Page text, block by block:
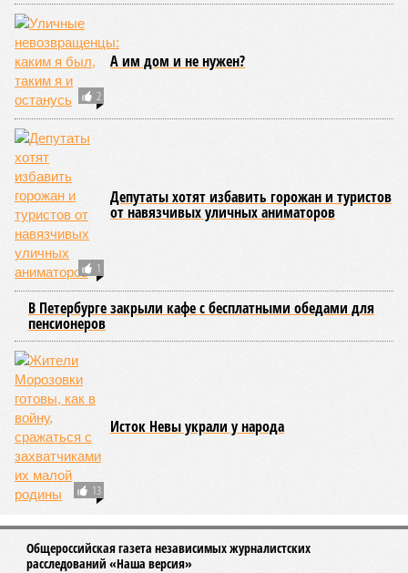
Например, многие ошибочно полагают, что воду отключает
управляющая компания, хотя на самом деле это делает
ресурсоснабжающая организация. Задача УК состоит в
том, чтобы подготовить внутридомовые системы и
возобновить подачу воды после завершения ремонтов.
Эксперт также обратила внимание, что длительные
перерывы в подаче горячей воды характерны только для
домов с централизованным теплоснабжением. Там, где
установлены собственные газовые котельные,
профилактика занимает всего несколько дней. Именно
поэтому жители соседних домов могут жить по разным
графикам.
Ещё один распространённый миф – будто во время
отключений коммунальщики бездействуют. На деле именно
летом сети проходят наиболее серьёзное испытание:
трубопроводы проверяют посредством создания
повышенного давления, чтобы выявить слабые места до
наступления зимних холодов.
«Сегодня жители уже не столько переживают из-за
начислений, сколько из-за потери привычного комфорта.
Поэтому задача отрасли – не искать виноватых, а
сокращать сроки отключений»,
Цыганкова. По ее словам, это возможно только за счет
проведения модернизации тепловых сетей и обновлению
Ранее в Госдуме отмечали, что в крупных городах России